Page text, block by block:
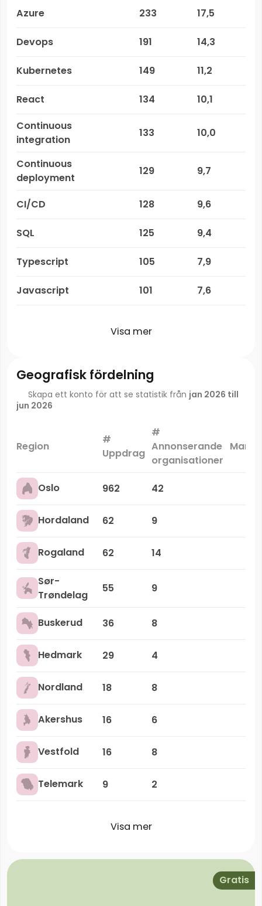
Azure 233 17,5
Devops 191 14,3
Kubernetes 149 11,2
React 134
10,1
Continuous
integration
133 10,0
Continuous
deployment
129 9,7
CI/CD 128 9,6
SQL 125 9,4
Typescript 105 7,9
Javascript 101 7,6
Visa mer
Geografisk fördelning
Skapa ett konto för att se statistik från jan 2026 till
jun 2026
Region
#
Uppdrag
#
Annonserande
organisationer
Oslo 962 42
Hordaland 62 9
Rogaland 62 14
Sør-
Trøndelag
55 9
Buskerud 36 8
Hedmark 29 4
Nordland 18 8
Akershus 16 6
Vestfold 16 8
Telemark 9 2
Visa mer
Gratis